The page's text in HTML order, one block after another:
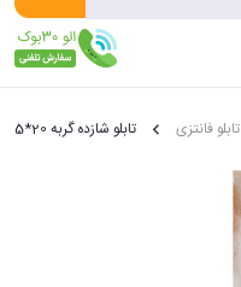
تابلو فانتزی تابلو شازده گربه 20*15 سانتی متر